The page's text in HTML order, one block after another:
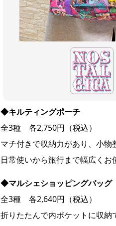
◆キルティングポーチ
全3種 各2,750円（税込）
マチ付きで収納力があり、小物
日常使いから旅行まで幅広くお
◆マルシェショッピングバッグ
全3種 各2,640円（税込）
折りたたんで内ポケットに収納